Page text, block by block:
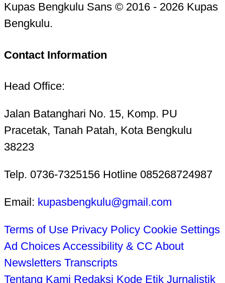
Kupas Bengkulu Sans © 2016 - 2026 Kupas
Bengkulu.
Contact Information
Head Office:
Jalan Batanghari No. 15, Komp. PU
Pracetak, Tanah Patah, Kota Bengkulu
38223
Telp. 0736-7325156 Hotline 085268724987
Email: kupasbengkulu@gmail.com
Terms of Use Privacy Policy Cookie Settings
Ad Choices Accessibility & CC About
Newsletters Transcripts
Tentang Kami Redaksi Kode Etik Jurnalistik